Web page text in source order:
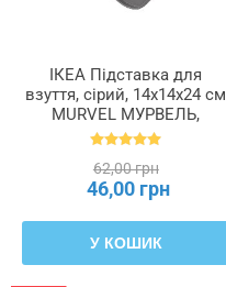
ІКЕА Підставка для
взуття, сірий, 14x14x24 см
MURVEL МУРВЕЛЬ,
204.348.32
62,00 грн
46,00 грн
У КОШИК